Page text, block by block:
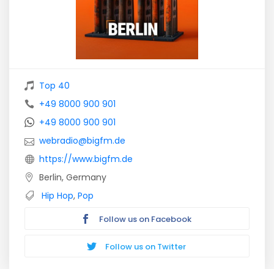
Top 40
+49 8000 900 901
+49 8000 900 901
webradio@bigfm.de
https://www.bigfm.de
Berlin, Germany
Hip Hop, Pop
Follow us on Facebook
Follow us on Twitter